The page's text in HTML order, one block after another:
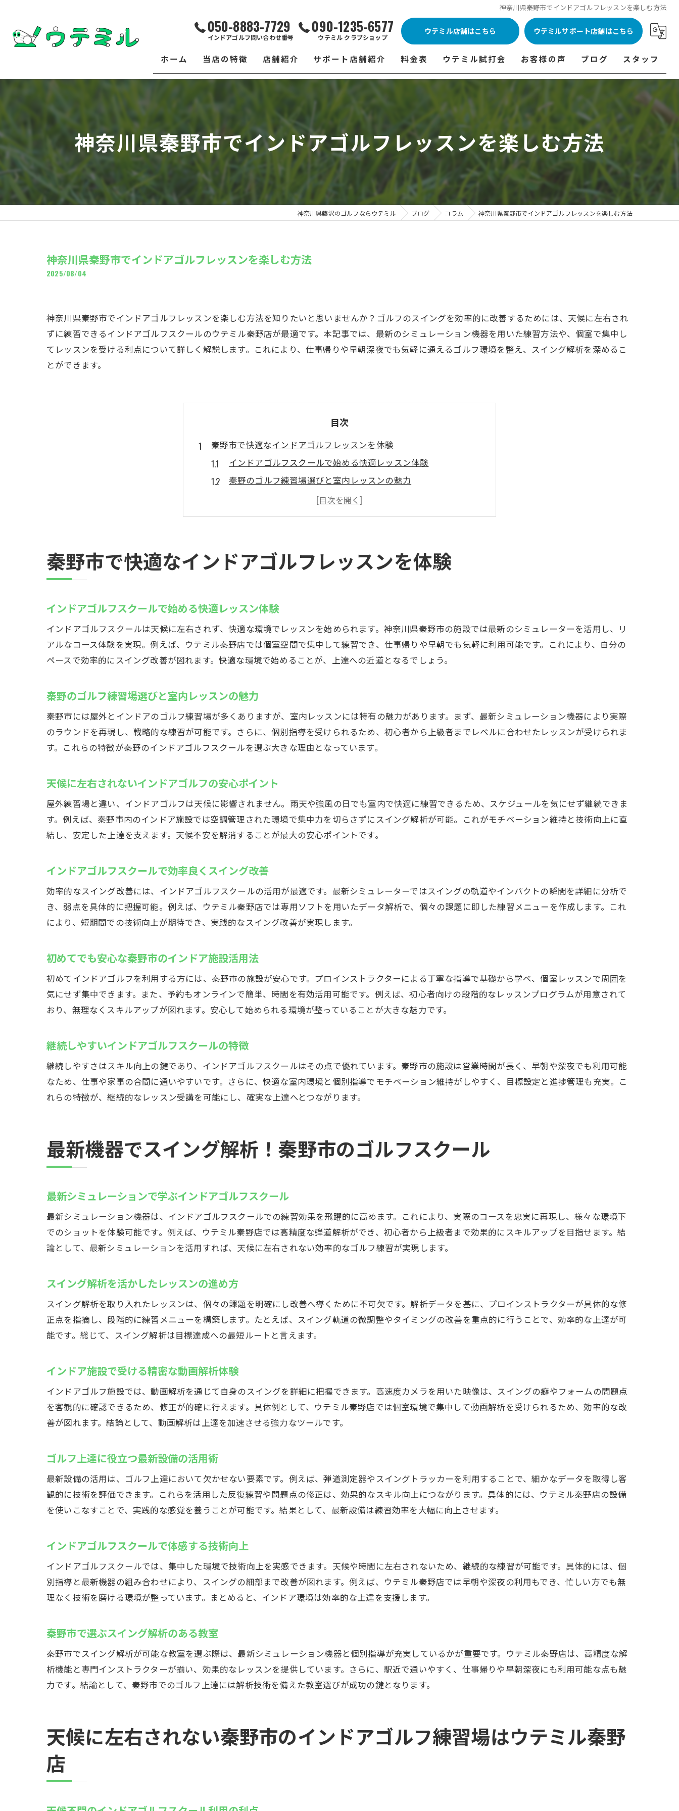
神奈川県秦野市でインドアゴルフレッスンを楽しむ方法
050-8883-7729
インドアゴルフ問い合わせ番号
090-1235-6577
ウテミル クラブショップ
ウテミル店舗はこちら ウテミルサポート店舗はこちら
ホーム 当店の特徴
練習場
フィッティング
店舗紹介
ウテミル 浦安駅前店
市原インドアゴルフ
ウテミルスクール高崎店
サポート店舗紹介
シミュレーションゴルフ Caddy
スズヨンゴルフクラブ(SUZU4-GOLFCLUB)
料金表
浦安駅前店 料金表
市原インドアゴルフ 料金表
ウテミルスクール高崎店 料金表
サポート店舗 料金表
シミュレーションゴルフ Caddy 料金表
ウテミル試打会
ウテミル試打会とは・・・
ウテミル試打会日程
フィッテイング・試打会 商品ラインナップ一覧
よくある質問
試打会開催受付
お客様の声
フィッテイング・試打会参加者の声
ブログ スタッフ
代表あいさつ
神奈川県秦野市でインドアゴルフレッスンを楽しむ方法
神奈川県藤沢のゴルフならウテミル ブログ コラム 神奈川県秦野市でインドアゴルフレッスンを楽しむ方法
神奈川県秦野市でインドアゴルフレッスンを楽しむ方法
2025/08/04
神奈川県秦野市でインドアゴルフレッスンを楽しむ方法を知りたいと思いませんか？ゴルフのスイングを効率的に改善するためには、天候に左右され
ずに練習できるインドアゴルフスクールのウテミル秦野店が最適です。本記事では、最新のシミュレーション機器を用いた練習方法や、個室で集中し
てレッスンを受ける利点について詳しく解説します。これにより、仕事帰りや早朝深夜でも気軽に通えるゴルフ環境を整え、スイング解析を深めるこ
とができます。
目次
秦野市で快適なインドアゴルフレッスンを体験
インドアゴルフスクールで始める快適レッスン体験
秦野のゴルフ練習場選びと室内レッスンの魅力
天候に左右されないインドアゴルフの安心ポイント
インドアゴルフスクールで効率良くスイング改善
継続しやすいインドアゴルフスクールの特徴
最新機器でスイング解析！秦野市のゴルフスクール
スイング解析を活かしたレッスンの進め方
ゴルフ上達に役立つ最新設備の活用術
インドアゴルフスクールで体感する技術向上
天候に左右されない秦野市のインドアゴルフ練習場はウテミル秦野店
天候不問のインドアゴルフスクール利用の利点
一年中快適な室内練習でスコアアップ
インドアゴルフスクールなら通いやすさも抜群
効率重視の方に最適なインドアゴルフ環境
安心して練習できる室内ゴルフ練習場のメリット
集中して学べる！秦野市の個室ゴルフレッスン
プライベート空間で受けるインドアゴルフスクール
インドアゴルフスクールの個別指導の魅力
自分のペースで学べる個室型ゴルフレッスン
周囲を気にせず練習できる室内環境の強み
インドアゴルフで叶える集中トレーニング
インドアゴルフスクールなら仕事後も通いやすい
駅近で便利なゴルフ練習場の利用ポイント
時間を有効活用できる室内ゴルフレッスン
忙しい方でも続けられるスクール選び
通いやすさ重視のゴルフ施設の選び方
秦野市でシミュレーションゴルフを楽しむ方法
インドアゴルフスクールでシミュレーション体験
リアルなゴルフを室内で再現する方法
シミュレーターを使った練習のポイント
効率的なインドアゴルフスクールの選び方
レッスン内容とインストラクターの特徴
初心者にも安心な室内ゴルフ指導の流れ
スクール活用で短期間上達を目指す方法
秦野市のゴルフスクールでスキルアップしよう
インドアゴルフスクールで目指すスキルアップ
定期的なレッスンで着実に上達する方法
ゴルフ練習場選びで差がつくポイント
スキルアップに役立つインドアゴルフ活用法
秦野市で快適なインドアゴルフレッスンを体験
インドアゴルフスクールで始める快適レッスン体験
インドアゴルフスクールは天候に左右されず、快適な環境でレッスンを始められます。神奈川県秦野市の施設では最新のシミュレーターを活用し、リ
アルなコース体験を実現。例えば、ウテミル秦野店では個室空間で集中して練習でき、仕事帰りや早朝でも気軽に利用可能です。これにより、自分の
ペースで効率的にスイング改善が図れます。快適な環境で始めることが、上達への近道となるでしょう。
秦野のゴルフ練習場選びと室内レッスンの魅力
秦野市には屋外とインドアのゴルフ練習場が多くありますが、室内レッスンには特有の魅力があります。まず、最新シミュレーション機器により実際
のラウンドを再現し、戦略的な練習が可能です。さらに、個別指導を受けられるため、初心者から上級者までレベルに合わせたレッスンが受けられま
す。これらの特徴が秦野のインドアゴルフスクールを選ぶ大きな理由となっています。
天候に左右されないインドアゴルフの安心ポイント
屋外練習場と違い、インドアゴルフは天候に影響されません。雨天や強風の日でも室内で快適に練習できるため、スケジュールを気にせず継続できま
す。例えば、秦野市内のインドア施設では空調管理された環境で集中力を切らさずにスイング解析が可能。これがモチベーション維持と技術向上に直
結し、安定した上達を支えます。天候不安を解消することが最大の安心ポイントです。
インドアゴルフスクールで効率良くスイング改善
効率的なスイング改善には、インドアゴルフスクールの活用が最適です。最新シミュレーターではスイングの軌道やインパクトの瞬間を詳細に分析で
き、弱点を具体的に把握可能。例えば、ウテミル秦野店では専用ソフトを用いたデータ解析で、個々の課題に即した練習メニューを作成します。これ
により、短期間での技術向上が期待でき、実践的なスイング改善が実現します。
初めてでも安心な秦野市のインドア施設活用法
初めてインドアゴルフを利用する方には、秦野市の施設が安心です。プロインストラクターによる丁寧な指導で基礎から学べ、個室レッスンで周囲を
気にせず集中できます。また、予約もオンラインで簡単、時間を有効活用可能です。例えば、初心者向けの段階的なレッスンプログラムが用意されて
おり、無理なくスキルアップが図れます。安心して始められる環境が整っていることが大きな魅力です。
継続しやすいインドアゴルフスクールの特徴
継続しやすさはスキル向上の鍵であり、インドアゴルフスクールはその点で優れています。秦野市の施設は営業時間が長く、早朝や深夜でも利用可能
なため、仕事や家事の合間に通いやすいです。さらに、快適な室内環境と個別指導でモチベーション維持がしやすく、目標設定と進捗管理も充実。こ
れらの特徴が、継続的なレッスン受講を可能にし、確実な上達へとつながります。
最新機器でスイング解析！秦野市のゴルフスクール
最新シミュレーションで学ぶインドアゴルフスクール
最新シミュレーション機器は、インドアゴルフスクールでの練習効果を飛躍的に高めます。これにより、実際のコースを忠実に再現し、様々な環境下
でのショットを体験可能です。例えば、ウテミル秦野店では高精度な弾道解析ができ、初心者から上級者まで効果的にスキルアップを目指せます。結
論として、最新シミュレーションを活用すれば、天候に左右されない効率的なゴルフ練習が実現します。
スイング解析を活かしたレッスンの進め方
スイング解析を取り入れたレッスンは、個々の課題を明確にし改善へ導くために不可欠です。解析データを基に、プロインストラクターが具体的な修
正点を指摘し、段階的に練習メニューを構築します。たとえば、スイング軌道の微調整やタイミングの改善を重点的に行うことで、効率的な上達が可
能です。総じて、スイング解析は目標達成への最短ルートと言えます。
インドア施設で受ける精密な動画解析体験
インドアゴルフ施設では、動画解析を通じて自身のスイングを詳細に把握できます。高速度カメラを用いた映像は、スイングの癖やフォームの問題点
を客観的に確認できるため、修正が的確に行えます。具体例として、ウテミル秦野店では個室環境で集中して動画解析を受けられるため、効率的な改
善が図れます。結論として、動画解析は上達を加速させる強力なツールです。
ゴルフ上達に役立つ最新設備の活用術
最新設備の活用は、ゴルフ上達において欠かせない要素です。例えば、弾道測定器やスイングトラッカーを利用することで、細かなデータを取得し客
観的に技術を評価できます。これらを活用した反復練習や問題点の修正は、効果的なスキル向上につながります。具体的には、ウテミル秦野店の設備
を使いこなすことで、実践的な感覚を養うことが可能です。結果として、最新設備は練習効率を大幅に向上させます。
インドアゴルフスクールで体感する技術向上
インドアゴルフスクールでは、集中した環境で技術向上を実感できます。天候や時間に左右されないため、継続的な練習が可能です。具体的には、個
別指導と最新機器の組み合わせにより、スイングの細部まで改善が図れます。例えば、ウテミル秦野店では早朝や深夜の利用もでき、忙しい方でも無
理なく技術を磨ける環境が整っています。まとめると、インドア環境は効率的な上達を支援します。
秦野市で選ぶスイング解析のある教室
秦野市でスイング解析が可能な教室を選ぶ際は、最新シミュレーション機器と個別指導が充実しているかが重要です。ウテミル秦野店は、高精度な解
析機能と専門インストラクターが揃い、効果的なレッスンを提供しています。さらに、駅近で通いやすく、仕事帰りや早朝深夜にも利用可能な点も魅
力です。結論として、秦野市でのゴルフ上達には解析技術を備えた教室選びが成功の鍵となります。
天候に左右されない秦野市のインドアゴルフ練習場はウテミル秦野
店